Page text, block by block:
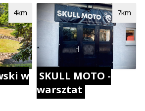
w
4km
SKULL MOTO -
warsztat
7km